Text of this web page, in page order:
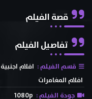
قصة الفيلم
تفاصيل الفيلم
قسم الفيلم : افلام اجنبية
افلام المغامرات
جودة الفيلم : 1080p